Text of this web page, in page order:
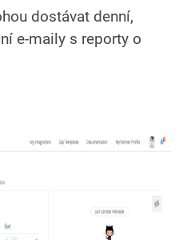
dostávat denní,
e-maily s reporty o